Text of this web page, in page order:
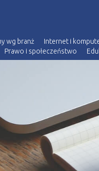
wg branż Internet i
Prawo i społeczeństwo